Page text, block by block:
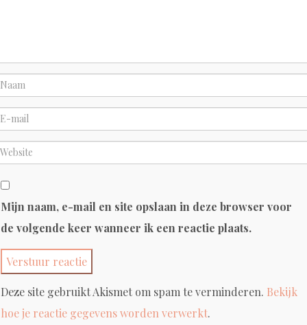
Mijn naam, e-mail en site opslaan in deze browser voor
de volgende keer wanneer ik een reactie plaats.
Deze site gebruikt Akismet om spam te verminderen. Bekijk
hoe je reactie gegevens worden verwerkt.